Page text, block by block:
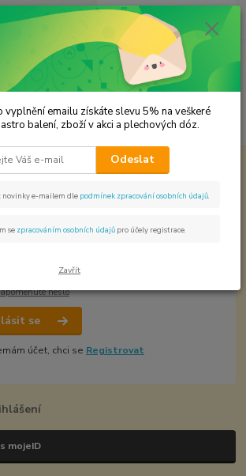
Menu
Hledat
ks
za 0,00 Kč
heslo
se
účet, chci se Registrovat
mojeID
vyplnění emailu získáte slevu 5% na veškeré
balení, zboží v akci a plechových dóz.
Odeslat
novinky e-mailem dle podmínek zpracování osobních údajů
se zpracováním osobních údajů pro účely registrace.
Zavřít